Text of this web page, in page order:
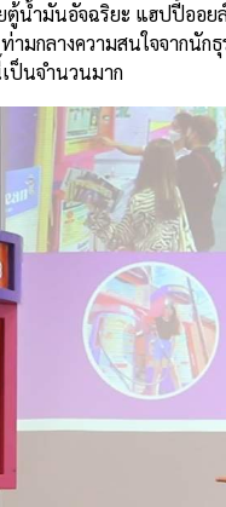
น้ำมันอัจฉริยะ แฮปปี้ออ
กลางความสนใจจากนัก
ป็นจำนวนมาก